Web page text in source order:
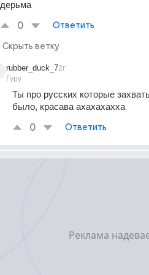
дерьма
0 Ответить
Скрыть ветку
rubber_duck_7
Гуру
2г
Ты про русских которые
было, красава ахахахахха
0 Ответить